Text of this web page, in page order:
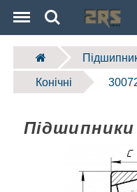
Search
Конічні
Підшипники